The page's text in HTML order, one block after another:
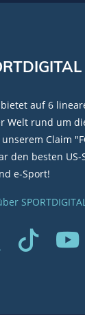
bietet auf 6
Welt rund um
Claim
den besten
e-Sport!